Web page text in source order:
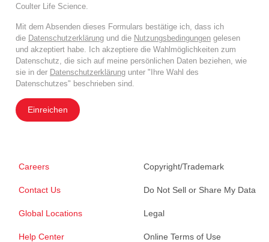
Coulter Life Science.
Mit dem Absenden dieses Formulars bestätige ich, dass ich
die Datenschutzerklärung und die Nutzungsbedingungen gelesen
und akzeptiert habe. Ich akzeptiere die Wahlmöglichkeiten zum
Datenschutz, die sich auf meine persönlichen Daten beziehen, wie
sie in der Datenschutzerklärung unter "Ihre Wahl des
Datenschutzes" beschrieben sind.
Einreichen
Careers
Contact Us
Global Locations
Help Center
Copyright/Trademark
Do Not Sell or Share My Data
Legal
Online Terms of Use